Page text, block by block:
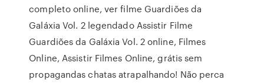
completo online, ver filme Guardiões da
Galáxia Vol. 2 legendado Assistir Filme
Guardiões da Galáxia Vol. 2 online, Filmes
Online, Assistir Filmes Online, grátis sem
propagandas chatas atrapalhando! Não perca